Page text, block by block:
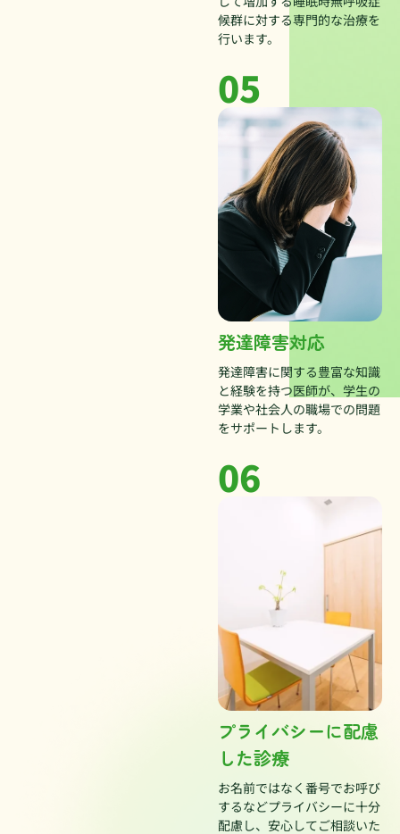
候群に対する専門的な治療を
行います。
05
発達障害対応
発達障害に関する豊富な知識
と経験を持つ医師が、学生の
学業や社会人の職場での問題
をサポートします。
06
プライバシーに配慮
した診療
お名前ではなく番号でお呼び
するなどプライバシーに十分
配慮し、安心してご相談いた